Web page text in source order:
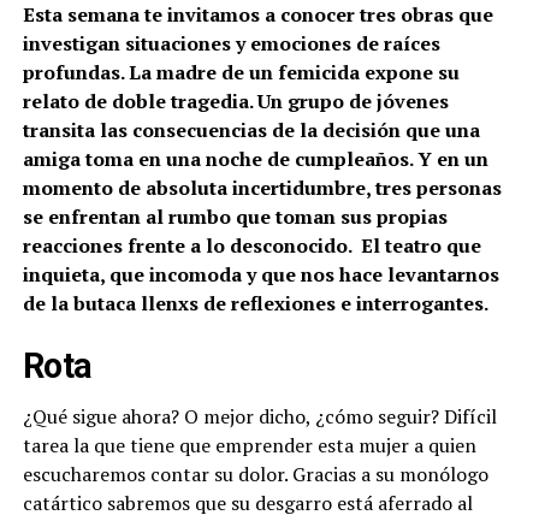
Esta semana te invitamos a conocer tres obras que
investigan situaciones y emociones de raíces
profundas. La madre de un femicida expone su
relato de doble tragedia. Un grupo de jóvenes
transita las consecuencias de la decisión que una
amiga toma en una noche de cumpleaños. Y en un
momento de absoluta incertidumbre, tres personas
se enfrentan al rumbo que toman sus propias
reacciones frente a lo desconocido. El teatro que
inquieta, que incomoda y que nos hace levantarnos
de la butaca llenxs de reflexiones e interrogantes.
Rota
¿Qué sigue ahora? O mejor dicho, ¿cómo seguir? Difícil
tarea la que tiene que emprender esta mujer a quien
escucharemos contar su dolor. Gracias a su monólogo
catártico sabremos que su desgarro está aferrado al